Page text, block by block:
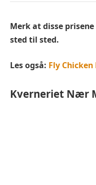
Merk at disse
sted til sted.
Les også: Fly
Kverneriet Nær